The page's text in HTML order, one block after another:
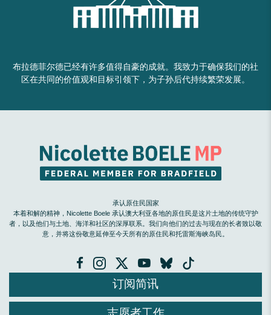
布拉德菲尔德已经有许多值得自豪的成就。我致力于确保我们的社
区在共同的价值观和目标引领下，为子孙后代持续繁荣发展。
承认原住民国家
本着和解的精神，Nicolette Boele 承认澳大利亚各地的原住民是这片土地的传统守护
者，以及他们与土地、海洋和社区的深厚联系。我们向他们的过去与现在的长者致以敬
意，并将这份敬意延伸至今天所有的原住民和托雷斯海峡岛民。
订阅简讯